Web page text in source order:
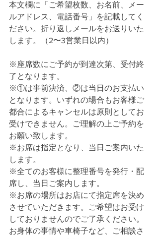
本文欄に「ご希望枚数、お名前、メー
ルアドレス、電話番号」を記載してく
ださい。折り返しメールをお送りいた
します。（2〜3営業日以内）
※座席数にご予約が到達次第、受付終
了となります。
※①は事前決済、②は当日のお支払い
となります。いずれの場合もお客様ご
都合によるキャンセルは原則としてお
受けできません。ご理解の上ご予約を
お願い致します。
※お席は指定となり、当日ご案内いた
します。
※全てのお客様に整理番号を発行・配
席し、当日ご案内します。
※お席の場所はお店にて指定席を決め
させていただきます。ご希望はお受け
しておりませんのでご了承ください。
お身体の事情や車椅子など、ご相談さ